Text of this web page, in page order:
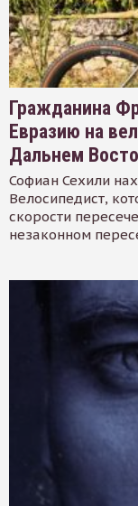
Гражданина
Евразию на
Дальнем
Софиан Сехили
Велосипедист,
скорости
незаконном